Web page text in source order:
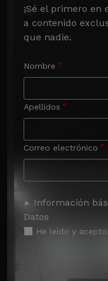
¡Sé el primero en
a contenido
que nadie.
Nombre
Apellidos
Correo electrónico
Información
Datos
He leído y